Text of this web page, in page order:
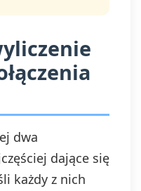
dwa
dające się
każdy z nich